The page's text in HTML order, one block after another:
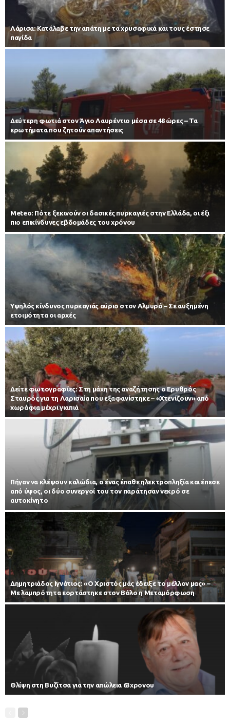
Λάρισα: Κατάλαβε την απάτη με τα χρυσαφικά και τους έστησε
παγίδα
Δεύτερη φωτιά στον Άγιο Λαυρέντιο μέσα σε 48 ώρες – Τα
ερωτήματα που ζητούν απαντήσεις
Meteo: Πότε ξεκινούν οι δασικές πυρκαγιές στην Ελλάδα, οι έξι
πιο επικίνδυνες εβδομάδες του χρόνου
Υψηλός κίνδυνος πυρκαγιάς αύριο στον Αλμυρό – Σε αυξημένη
ετοιμότητα οι αρχές
Δείτε φωτογραφίες: Στη μάχη της αναζήτησης ο Ερυθρός
Σταυρός για τη Λαρισαία που εξαφανίστηκε – «Χτενίζουν» από
χωράφια μέχρι γιαπιά
Πήγαν να κλέψουν καλώδια, ο ένας έπαθε ηλεκτροπληξία και έπεσε
από ύψος, οι δύο συνεργοί του τον παράτησαν νεκρό σε
αυτοκίνητο
Δημητριάδος Ιγνάτιος: «Ο Χριστός μάς έδειξε το μέλλον μας» –
Με λαμπρότητα εορτάστηκε στον Βόλο η Μεταμόρφωση
Θλίψη στη Βυζίτσα για την απώλεια 63χρονου